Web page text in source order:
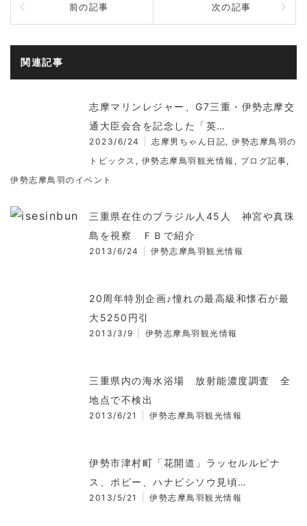
前の記事 次の記事
関連記事
志摩マリンレジャー、G7三重・伊勢志摩交
通大臣会合を記念した「英…
2023/6/24 志摩男ちゃん日記, 伊勢志摩鳥羽の
トピックス , 伊勢志摩鳥羽観光情報 , ブログ記事,
伊勢志摩鳥羽のイベント
三重県在住のブラジル人45人 神宮や真珠
島を視察 ＦＢで紹介
2013/6/24 伊勢志摩鳥羽観光情報
20周年特別企画♪憧れの最高級和懐石が最
大5250円引
2013/3/9 伊勢志摩鳥羽観光情報
三重県内の海水浴場 放射能濃度調査 全
地点で不検出
2013/6/21 伊勢志摩鳥羽観光情報
伊勢市津村町「花開道」ラッセルルピナ
ス、ポピー、ハナビシソウ見頃…
2013/5/21 伊勢志摩鳥羽観光情報